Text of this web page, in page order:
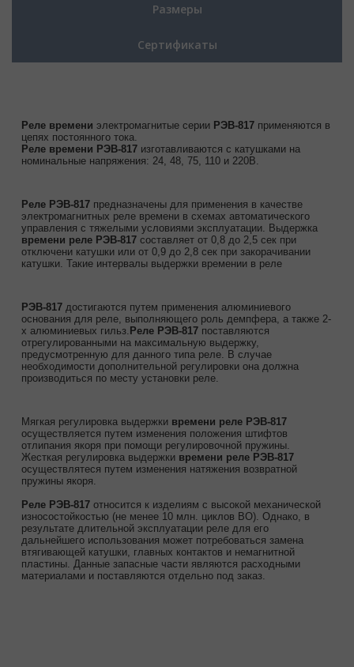
Размеры
Сертификаты
Реле времени электромагнитые серии РЭВ-817 применяются в
цепях постоянного тока.
Реле времени РЭВ-817 изготавливаются с катушками на
номинальные напряжения: 24, 48, 75, 110 и 220В.
Реле РЭВ-817 предназначены для применения в качестве
электромагнитных реле времени в схемах автоматического
управления с тяжелыми условиями эксплуатации. Выдержка
времени реле РЭВ-817 составляет от 0,8 до 2,5 сек при
отключени катушки или от 0,9 до 2,8 сек при закорачивании
катушки. Такие интервалы выдержки времении в реле
РЭВ-817 достигаются путем применения алюминиевого
основания для реле, выполняющего роль демпфера, а также 2-
х алюминиевых гильз. Реле РЭВ-817 поставляются
отрегулированными на максимальную выдержку,
предусмотренную для данного типа реле. В случае
необходимости дополнительной регулировки она должна
производиться по месту установки реле.
Мягкая регулировка выдержки времени реле РЭВ-817
осуществляется путем изменения положения штифтов
отлипания якоря при помощи регулировочной пружины.
Жесткая регулировка выдержки времени реле РЭВ-817
осуществлятеся путем изменения натяжения возвратной
пружины якоря.
Реле РЭВ-817 относится к изделиям с высокой механической
износостойкостью (не менее 10 млн. циклов ВО). Однако, в
результате длительной эксплуатации реле для его
дальнейшего использования может потребоваться замена
втягивающей катушки, главных контактов и немагнитной
пластины. Данные запасные части являются расходными
материалами и поставляются отдельно под заказ.